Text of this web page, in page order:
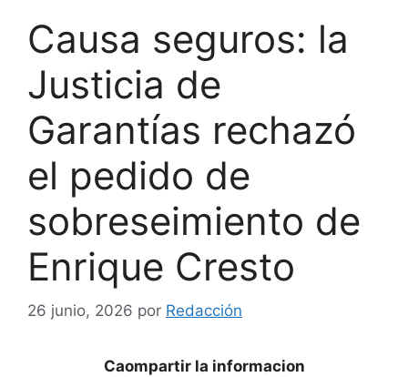
Causa seguros: la
Justicia de
Garantías rechazó
el pedido de
sobreseimiento de
Enrique Cresto
26 junio, 2026 por Redacción
Caompartir la informacion